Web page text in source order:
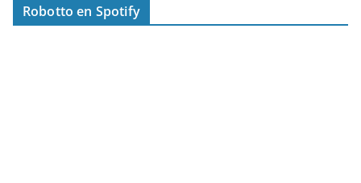
Robotto en Spotify